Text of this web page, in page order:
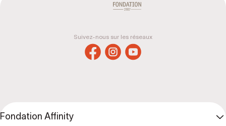
Suivez-nous sur les réseaux
Fondation Affinity